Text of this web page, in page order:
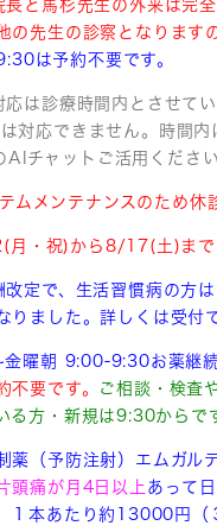
と馬杉先生の外来は完
の先生の診察となります
は予約不要です。
は診療時間内とさせてい
対応できません。時間内
AIチャットご活用ください
メンテナンスのため休
・祝)から8/17(土)まで
定で、生活習慣病の方は
りました。詳しくは受付で
曜朝 9:00-9:30お薬継続
不要です。
ご相談・検査
る方・新規は9:30からで
（予防注射）エムガル
頭痛が月4日以上 あって
１本あたり約13000円（